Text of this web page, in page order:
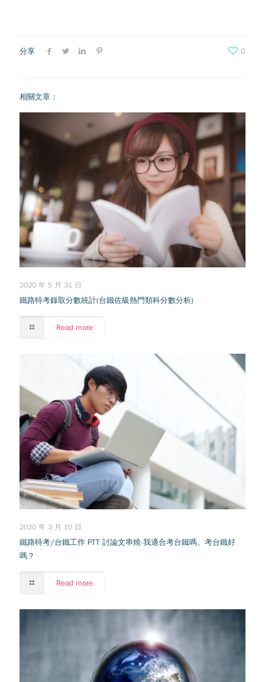
分享 0
相關文章：
2020 年 5 月 31 日
鐵路特考錄取分數統計(台鐵佐級熱門類科分數分析)
Read more
2020 年 3 月 10 日
鐵路特考/台鐵工作 PTT 討論文串燒-我適合考台鐵嗎、考台鐵好
嗎？
Read more